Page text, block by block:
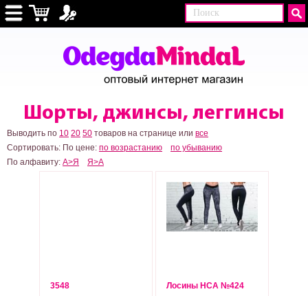
Шорты, джинсы, леггинсы
Выводить по 10 20 50 товаров на странице или все
Сортировать: По цене: по возрастанию
по убыванию
По алфавиту: А>Я Я>А
3548 Лосины НСА №424